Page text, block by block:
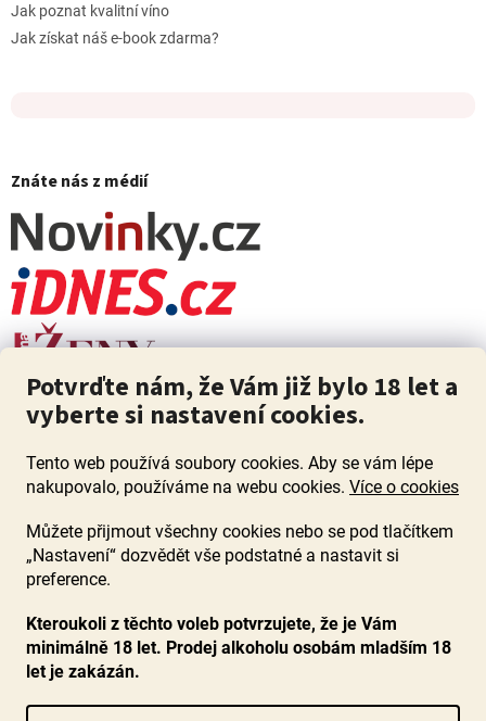
Potvrďte nám, že Vám již bylo 18 let a
vyberte si nastavení cookies.
Tento web používá soubory cookies. Aby se vám lépe
nakupovalo, používáme na webu cookies. Více o cookies
Můžete přijmout všechny cookies nebo se pod tlačítkem
„Nastavení“ dozvědět vše podstatné a nastavit si
preference.
Kteroukoli z těchto voleb potvrzujete, že je Vám
minimálně 18 let. Prodej alkoholu osobám mladším 18
let je zakázán.
Jak poznat kvalitní víno
Jak získat náš e-book zdarma?
Znáte nás z médií
ZÁKAZ PRODEJE ALKOHOLU OSOBÁM MLADŠÍM 18 LET. Pijte s
mírou i když pijete s Mírou.